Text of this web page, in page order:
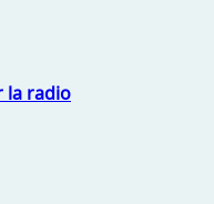
la radio